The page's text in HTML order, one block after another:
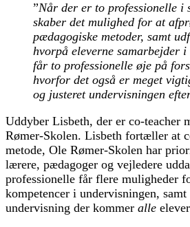
”Når der er to professionelle i
skaber det mulighed for at
pædagogiske metoder, samt
hvorpå eleverne samarbejder i
får to professionelle øje på
hvorfor det også er meget
og justeret undervisningen
Uddyber Lisbeth, der er co-teacher
Rømer-Skolen. Lisbeth fortæller at
metode, Ole Rømer-Skolen har
lærere, pædagoger og vejledere
professionelle får flere muligheder
kompetencer i undervisningen,
undervisning der kommer alle